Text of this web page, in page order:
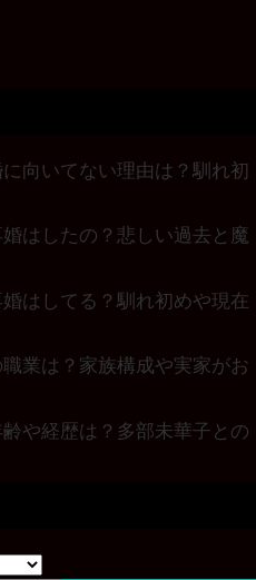
向いてない理由は？馴れ初
はしたの？悲しい過去と魔
はしてる？馴れ初めや現在
業は？家族構成や実家がお
や経歴は？多部未華子との